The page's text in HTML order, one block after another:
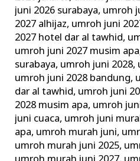
juni 2026 surabaya, umroh
2027 alhijaz, umroh juni
2027 hotel dar al tawhid,
umroh juni 2027 musim apa
surabaya, umroh juni 2028,
umroh juni 2028 bandung,
dar al tawhid, umroh juni
2028 musim apa, umroh
juni cuaca, umroh juni
apa, umroh murah juni,
umroh murah juni 2025,